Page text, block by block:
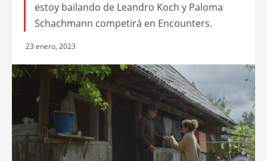
estoy bailando de Leandro Koch y Paloma
Schachmann competirá en Encounters.
23 enero, 2023